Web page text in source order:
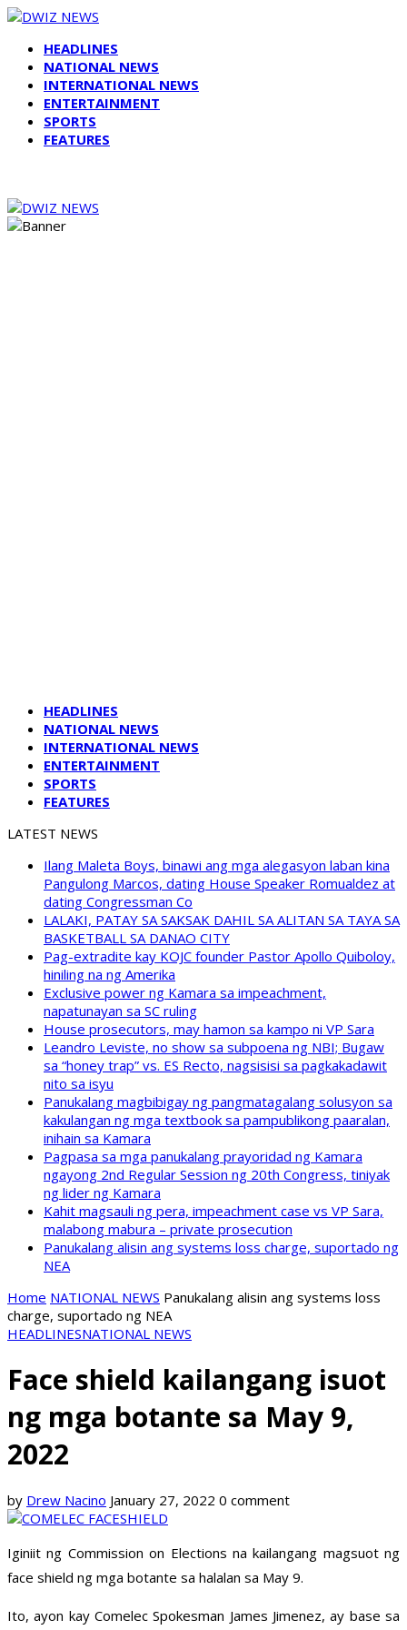
HEADLINES
NATIONAL NEWS
INTERNATIONAL NEWS
ENTERTAINMENT
SPORTS
FEATURES
HEADLINES
NATIONAL NEWS
INTERNATIONAL NEWS
ENTERTAINMENT
SPORTS
FEATURES
LATEST NEWS
Ilang Maleta Boys, binawi ang mga alegasyon laban kina
Pangulong Marcos, dating House Speaker Romualdez at
dating Congressman Co
LALAKI, PATAY SA SAKSAK DAHIL SA ALITAN SA TAYA SA
BASKETBALL SA DANAO CITY
Pag-extradite kay KOJC founder Pastor Apollo Quiboloy,
hiniling na ng Amerika
Exclusive power ng Kamara sa impeachment,
napatunayan sa SC ruling
House prosecutors, may hamon sa kampo ni VP Sara
Leandro Leviste, no show sa subpoena ng NBI; Bugaw
sa “honey trap” vs. ES Recto, nagsisisi sa pagkakadawit
nito sa isyu
Panukalang magbibigay ng pangmatagalang solusyon sa
kakulangan ng mga textbook sa pampublikong paaralan,
inihain sa Kamara
Pagpasa sa mga panukalang prayoridad ng Kamara
ngayong 2nd Regular Session ng 20th Congress, tiniyak
ng lider ng Kamara
Kahit magsauli ng pera, impeachment case vs VP Sara,
malabong mabura – private prosecution
Panukalang alisin ang systems loss charge, suportado ng
NEA
Home NATIONAL NEWS Panukalang alisin ang systems loss
charge, suportado ng NEA
HEADLINESNATIONAL NEWS
Face shield kailangang isuot
ng mga botante sa May 9,
2022
by Drew Nacino January 27, 2022 0 comment
Iginiit ng Commission on Elections na kailangang magsuot ng
face shield ng mga botante sa halalan sa May 9.
Ito, ayon kay Comelec Spokesman James Jimenez, ay base sa